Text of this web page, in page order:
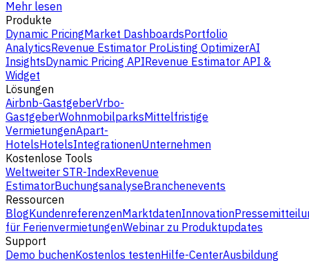
Mehr lesen
Produkte
Dynamic PricingMarket DashboardsPortfolio
AnalyticsRevenue Estimator ProListing OptimizerAI
InsightsDynamic Pricing APIRevenue Estimator API &
Widget
Lösungen
Airbnb-GastgeberVrbo-
GastgeberWohnmobilparksMittelfristige
VermietungenApart-
HotelsHotelsIntegrationenUnternehmen
Kostenlose Tools
Weltweiter STR-IndexRevenue
EstimatorBuchungsanalyseBranchenevents
Ressourcen
BlogKundenreferenzenMarktdatenInnovation
für FerienvermietungenWebinar zu Produktupdates
Support
Demo buchenKostenlos testenHilfe-CenterAusbildung